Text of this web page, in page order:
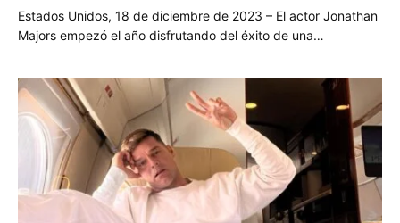
Estados Unidos, 18 de diciembre de 2023 – El actor Jonathan
Majors empezó el año disfrutando del éxito de una…